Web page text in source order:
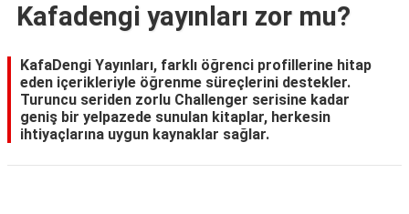
Kafadengi yayınları zor mu?
KafaDengi Yayınları, farklı öğrenci profillerine hitap
eden içerikleriyle öğrenme süreçlerini destekler.
Turuncu seriden zorlu Challenger serisine kadar
geniş bir yelpazede sunulan kitaplar, herkesin
ihtiyaçlarına uygun kaynaklar sağlar.